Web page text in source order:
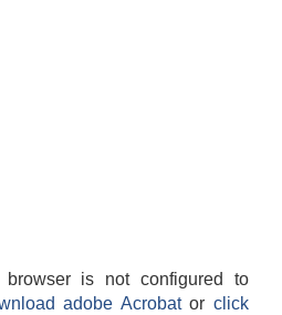
is not configured to
adobe Acrobatorclick